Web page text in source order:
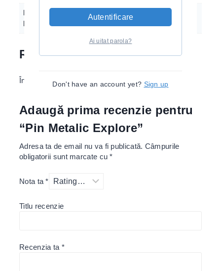
Pin Metalic
Explore
0,1
Recenzii
Încă nu s-a înregistrat nicio recenzie.
Adaugă prima recenzie pentru
“Pin Metalic Explore”
Adresa ta de email nu va fi publicată. Câmpurile
obligatorii sunt marcate cu*
Nota ta*
Titlu recenzie
Recenzia ta *
Autentificare
Ai uitat parola?
Don't have an account yet? Sign up